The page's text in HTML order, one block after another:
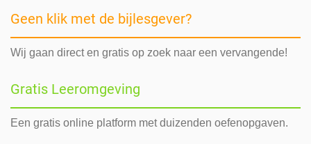
Geen klik met de bijlesgever?
Wij gaan direct en gratis op zoek naar een vervangende!
Gratis Leeromgeving
Een gratis online platform met duizenden oefenopgaven.